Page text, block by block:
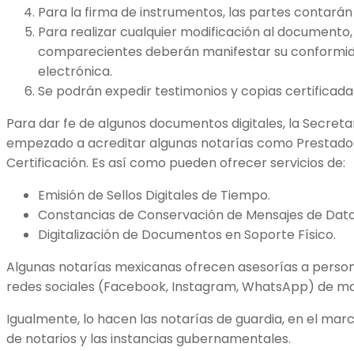
Para la firma de instrumentos, las partes
Para realizar cualquier modificación al
comparecientes deberán manifestar su
electrónica.
Se podrán expedir testimonios y copias
Para dar fe de algunos documentos digitales, la
empezado a acreditar algunas notarías como
Certificación. Es así como pueden ofrecer servicios de:
Emisión de Sellos Digitales de Tiempo.
Constancias de Conservación de Mensajes de
Digitalización de Documentos en Soporte Físico.
Algunas notarías mexicanas ofrecen asesorías a
redes sociales (Facebook, Instagram, WhatsApp) de
Igualmente, lo hacen las notarías de guardia, en el
de notarios y las instancias gubernamentales.